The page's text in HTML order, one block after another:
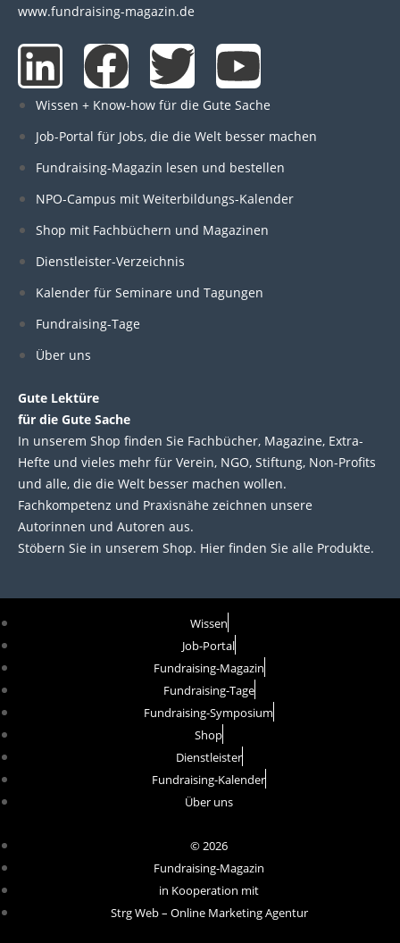
www.fundraising-magazin.de
L
i
n
k
e
d
i
n
F
a
c
e
b
o
o
T
w
i
t
t
e
Y
o
u
t
u
b
Wissen + Know-how für die Gute Sache
Job-Portal für Jobs, die die Welt besser machen
Fundraising-Magazin lesen und bestellen
NPO-Campus mit Weiterbildungs-Kalender
Shop mit Fachbüchern und Magazinen
Dienstleister-Verzeichnis
Kalender für Seminare und Tagungen
Fundraising-Tage
Über uns
Gute Lektüre
für die Gute Sache
In unserem Shop finden Sie Fachbücher, Magazine, Extra-
Hefte und vieles mehr für Verein, NGO, Stiftung, Non-Profits
und alle, die die Welt besser machen wollen.
Fachkompetenz und Praxisnähe zeichnen unsere
Autorinnen und Autoren aus.
Stöbern Sie in unserem Shop. Hier finden Sie alle Produkte.
Wissen
Job-Portal
Fundraising-Magazin
Fundraising-Tage
Fundraising-Symposium
Shop
Dienstleister
Fundraising-Kalender
Über uns
© 2026
Fundraising-Magazin
in Kooperation mit
Strg Web – Online Marketing Agentur